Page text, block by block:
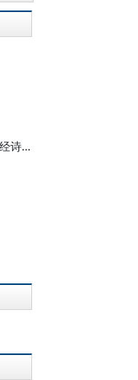
许结：诗人兴会应无前——许总《诗经诗解》读后